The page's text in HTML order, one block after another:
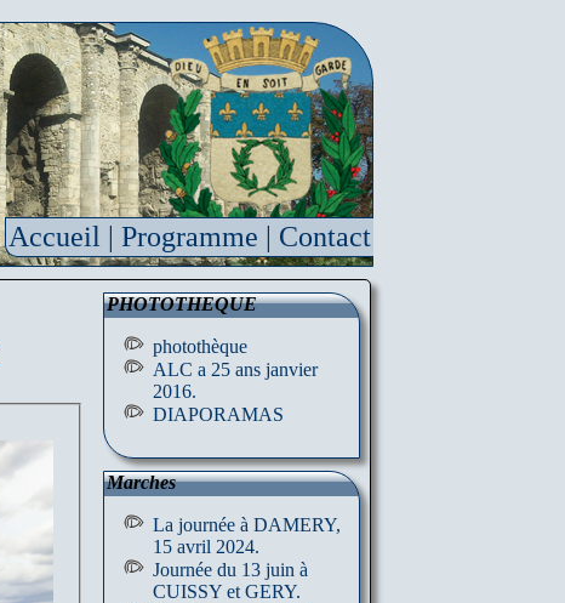
Accueil | Programme | Contact
PHOTOTHEQUE
photothèque
ALC a 25 ans janvier
2016.
DIAPORAMAS
Marches
La journée à DAMERY,
15 avril 2024.
Journée du 13 juin à
CUISSY et GERY.